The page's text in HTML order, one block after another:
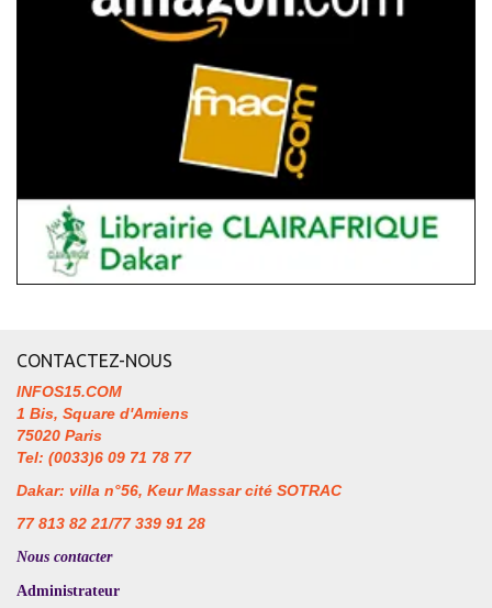
CONTACTEZ-NOUS
INFOS15.COM
1 Bis, Square d'Amiens
75020 Paris
Tel: (0033)6 09 71 78 77
Dakar: villa n°56, Keur Massar cité SOTRAC
77 813 82 21/77 339 91 28
Nous contacter
Administrateur